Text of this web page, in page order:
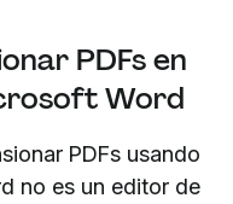
PDFs en
Word
PDFs usando
no es un editor de